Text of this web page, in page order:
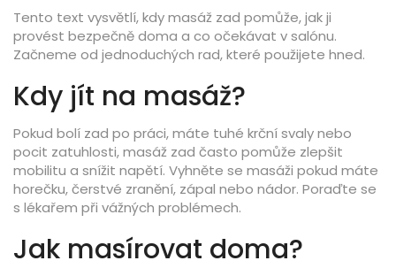
Tento text vysvětlí, kdy masáž zad pomůže, jak ji
provést bezpečně doma a co očekávat v salónu.
Začneme od jednoduchých rad, které použijete hned.
Kdy jít na masáž?
Pokud bolí zad po práci, máte tuhé krční svaly nebo
pocit zatuhlosti, masáž zad často pomůže zlepšit
mobilitu a snížit napětí. Vyhněte se masáži pokud máte
horečku, čerstvé zranění, zápal nebo nádor. Poraďte se
s lékařem při vážných problémech.
Jak masírovat doma?